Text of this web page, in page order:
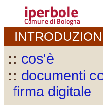
iperbole
Comune di Bologna
:: cos'è
:: documenti
firma digitale